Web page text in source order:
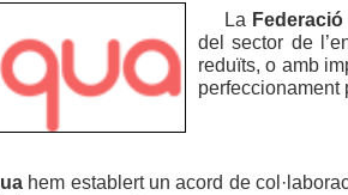
La Federació
del sector de
reduïts, o amb
perfeccionament
hem establert un acord de